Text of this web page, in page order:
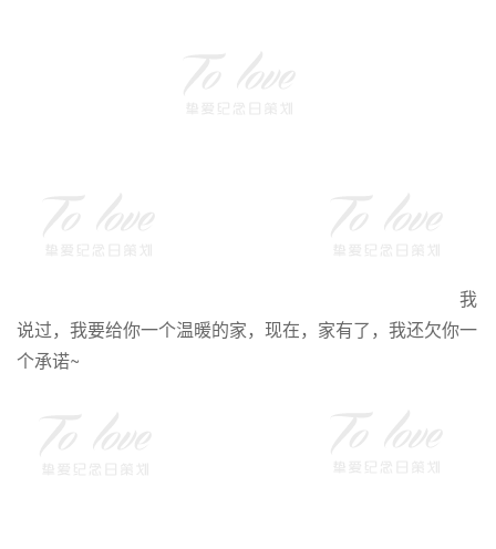
我
说过，我要给你一个温暖的家，现在，家有了，我还欠你一
个承诺~